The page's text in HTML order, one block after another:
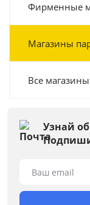
Фирменные
Магазины
Все магазины
Узнай
Ваш email